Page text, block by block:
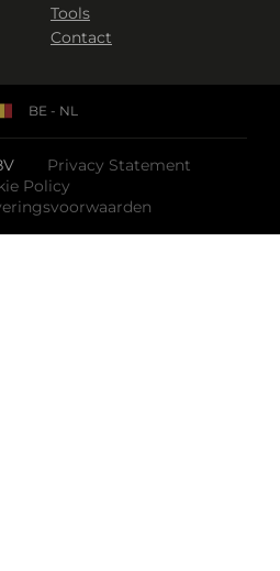
Tools
Contact
Privacy Statement
Policy
BE - NL